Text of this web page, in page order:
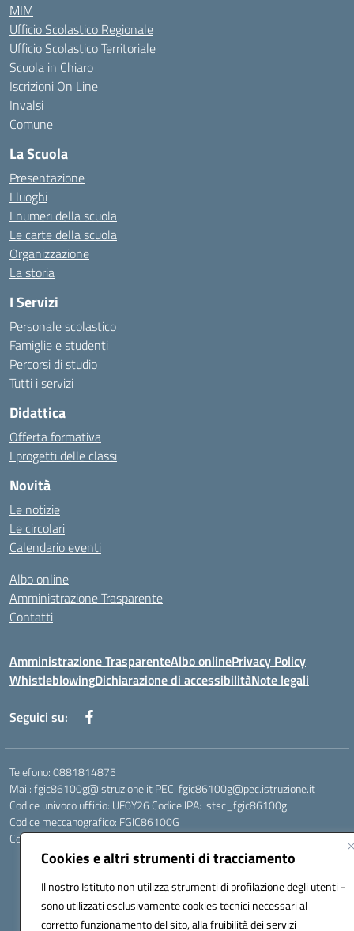
Cookies e altri strumenti di tracciamento
Il nostro Istituto non utilizza strumenti di profilazione degli utenti -
sono utilizzati esclusivamente cookies tecnici necessari al
corretto funzionamento del sito, alla fruibilità dei servizi
MIM
Ufficio Scolastico Regionale
Ufficio Scolastico Territoriale
Scuola in Chiaro
Iscrizioni On Line
Invalsi
Comune
La Scuola
Presentazione
I luoghi
I numeri della scuola
Le carte della scuola
Organizzazione
La storia
I Servizi
Personale scolastico
Famiglie e studenti
Percorsi di studio
Tutti i servizi
Didattica
Offerta formativa
I progetti delle classi
Novità
Le notizie
Le circolari
Calendario eventi
Albo online
Amministrazione Trasparente
Contatti
Amministrazione TrasparenteAlbo onlinePrivacy Policy
WhistleblowingDichiarazione di accessibilitàNote legali
Seguici su:
Telefono: 0881814875
Mail: fgic86100g@istruzione.it PEC: fgic86100g@pec.istruzione.it
Codice univoco ufficio: UF0Y26 Codice IPA: istsc_fgic86100g
Codice meccanografico: FGIC86100G
Codice fiscale: 80030630711
Hosting & Powered by 3D Solution S.r.l.
Concept & Design by Designers Italia